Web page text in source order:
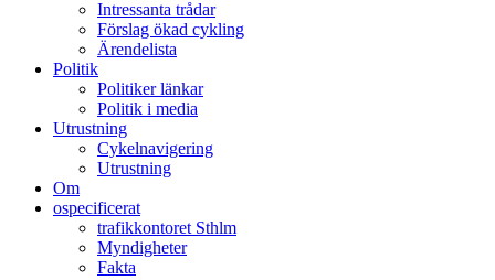
Intressanta trådar
Förslag ökad cykling
Ärendelista
Politik
Politiker länkar
Politik i media
Utrustning
Cykelnavigering
Utrustning
Om
ospecificerat
trafikkontoret Sthlm
Myndigheter
Fakta